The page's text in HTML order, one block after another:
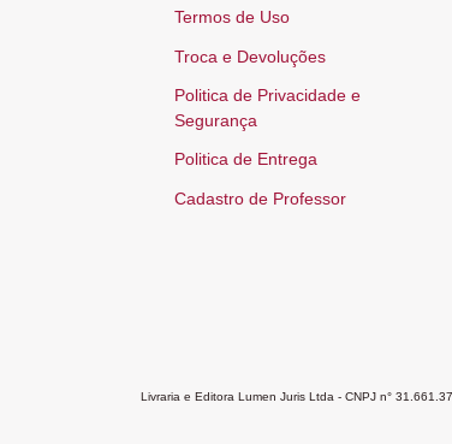
Termos de Uso
Troca e Devoluções
Politica de Privacidade e
Segurança
Politica de Entrega
Cadastro de Professor
Livraria e Editora Lumen Juris Ltda - CNPJ n°